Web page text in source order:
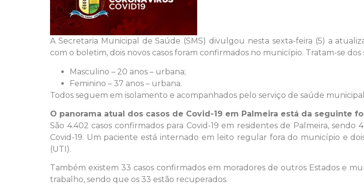
A Secretaria Municipal de Saúde (SMS) divulgou nesta sexta-feira (5) a
com o boletim, dois novos casos foram confirmados no município. Tratam-se
Masculino – 20 anos – urbana;
Feminino – 37 anos – urbana.
Todos seguem em isolamento e acompanhados pelo serviço de saúde
O panorama atual dos casos de Covid-19 em Palmeira está da seguinte
São 4.402 casos confirmados para Covid-19 em residentes de Palmeira,
Covid-19. Um paciente está internado em leito regular fora do município e
(UTI).
Também existem 33 casos confirmados em moradores de outros Estados e
trabalho, sendo que os 33 estão recuperados.